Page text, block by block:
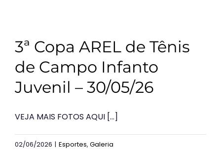
3ª Copa AREL de Tênis
de Campo Infanto
Juvenil – 30/05/26
VEJA MAIS FOTOS AQUI [...]
02/06/2026 | Esportes, Galeria